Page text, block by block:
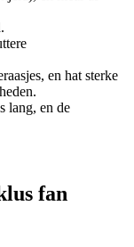
en hat sterke
lang, en de
fan